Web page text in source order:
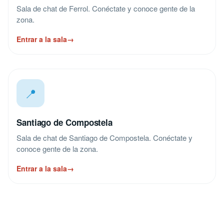
Sala de chat de Ferrol. Conéctate y conoce gente de la
zona.
Entrar a la sala→
📍
Santiago de Compostela
Sala de chat de Santiago de Compostela. Conéctate y
conoce gente de la zona.
Entrar a la sala→